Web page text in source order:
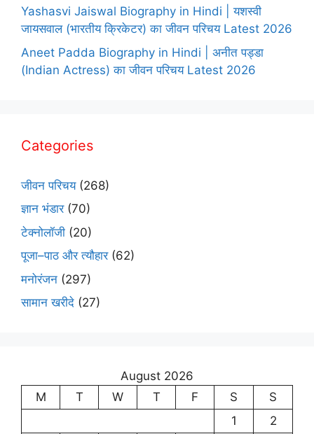
Yashasvi Jaiswal Biography in Hindi | यशस्वी
जायसवाल (भारतीय क्रिकेटर) का जीवन परिचय Latest 2026
Aneet Padda Biography in Hindi | अनीत पड्डा
(Indian Actress) का जीवन परिचय Latest 2026
Categories
जीवन परिचय(268)
ज्ञान भंडार(70)
टेक्नोलॉजी (20)
पूजा–पाठ और त्यौहार(62)
मनोरंजन (297)
सामान खरीदे (27)
August 2026
M
T W T F S
S
1
2